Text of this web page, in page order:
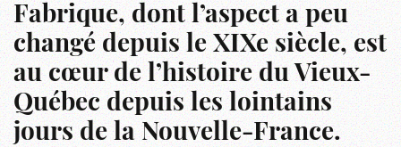
Fabrique, dont l’aspect a peu
changé depuis le XIXe siècle, est
au cœur de l’histoire du Vieux-
Québec depuis les lointains
jours de la Nouvelle-France.